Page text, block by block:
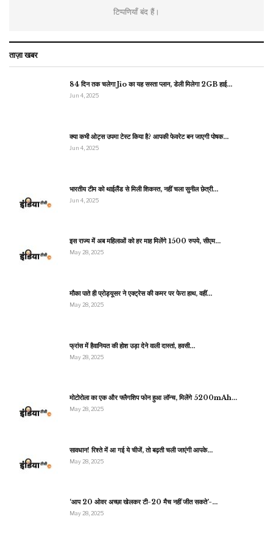
टिप्पणियाँ बंद हैं।
ताज़ा खबर
84 दिन तक चलेगा Jio का यह सस्ता प्लान, डेली मिलेगा 2GB हाई…
Jun 4, 2025
क्या कभी ओट्स उपमा टेस्ट किया है? आपकी फेवरेट बन जाएगी पोषक…
Jun 4, 2025
भारतीय टीम को थाईलैंड से मिली शिकस्त, नहीं चला सुनील छेत्री…
Jun 4, 2025
इस राज्य में अब महिलाओं को हर माह मिलेंगे 1500 रुपये, सीएम…
May 28, 2025
मौका पाते ही प्रोड्यूसर ने एक्ट्रेस की कमर पर फेरा हाथ, वहीं…
May 28, 2025
फ्रांस में हैवानियत की होश उड़ा देने वाली दास्तां, हवसी…
May 28, 2025
मोटोरोला का एक और फ्लैगशिप फोन हुआ लॉन्च, मिलेंगे 5200mAh…
May 28, 2025
सावधान! रिश्ते में आ गई ये चीजें, तो बढ़ती चली जाएंगी आपके…
May 28, 2025
‘आप 20 ओवर अच्छा खेलकर टी-20 मैच नहीं जीत सकते’-…
May 28, 2025